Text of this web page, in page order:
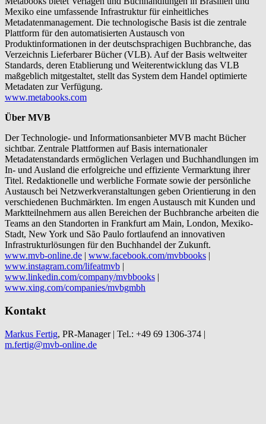
Mexiko eine umfassende Infrastruktur für einheitliches
Metadatenmanagement. Die technologische Basis ist die zentrale
Plattform für den automatisierten Austausch von
Produktinformationen in der deutschsprachigen Buchbranche, das
Verzeichnis Lieferbarer Bücher (VLB). Auf der Basis weltweiter
Standards, deren Etablierung und Weiterentwicklung das VLB
maßgeblich mitgestaltet, stellt das System dem Handel optimierte
Metadaten zur Verfügung.
www.metabooks.com
Über MVB
Der Technologie- und Informationsanbieter MVB macht Bücher
sichtbar. Zentrale Plattformen auf Basis internationaler
Metadatenstandards ermöglichen Verlagen und Buchhandlungen im
In- und Ausland die erfolgreiche und effiziente Vermarktung ihrer
Titel. Redaktionelle und werbliche Formate sowie der persönliche
Austausch bei Netzwerkveranstaltungen geben Orientierung in den
verschiedenen Buchmärkten. Im engen Austausch mit Kunden und
Marktteilnehmern aus allen Bereichen der Buchbranche arbeiten die
Teams an den Standorten in Frankfurt am Main, London, Mexiko-
Stadt, New York und São Paulo fortlaufend an innovativen
Infrastrukturlösungen für den Buchhandel der Zukunft.
www.mvb-online.de | www.facebook.com/mvbbooks |
www.instagram.com/lifeatmvb |
www.linkedin.com/company/mvbbooks |
www.xing.com/companies/mvbgmbh
Kontakt
Markus Fertig, PR-Manager | Tel.: +49 69 1306-374 |
m.fertig@mvb-online.de